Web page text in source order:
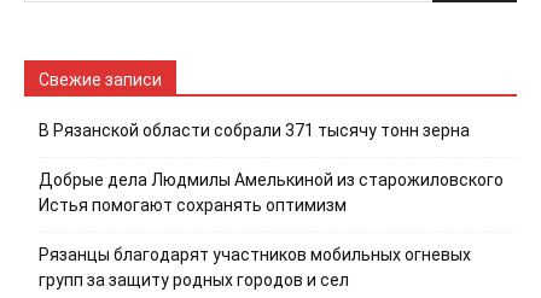
Свежие записи
В Рязанской области собрали 371 тысячу тонн зерна
Добрые дела Людмилы Амелькиной из старожиловского
Истья помогают сохранять оптимизм
Рязанцы благодарят участников мобильных огневых
групп за защиту родных городов и сел